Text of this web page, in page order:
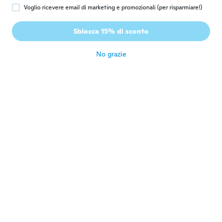
S Sherri
Iscrizione dal 2015 · 33 recensioni · 3 caricamenti
The glue doesn't hold.
Voglio ricevere email di marketing e promozionali (per risparmiare!)
Sblocca 15% di sconto
No grazie